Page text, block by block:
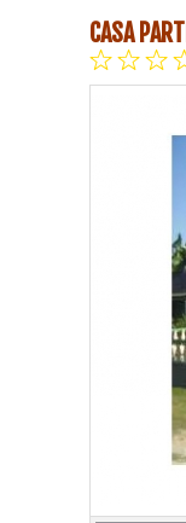
CASA